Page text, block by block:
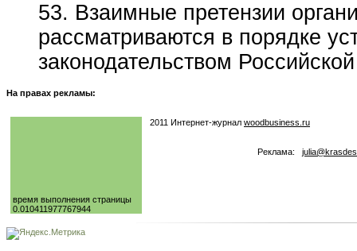
53. Взаимные претензии
рассматриваются в порядке
законодательством
На правах рекламы:
время выполнения страницы
0.010411977767944
2011 Интернет-журнал woodbusiness.ru
Реклама: